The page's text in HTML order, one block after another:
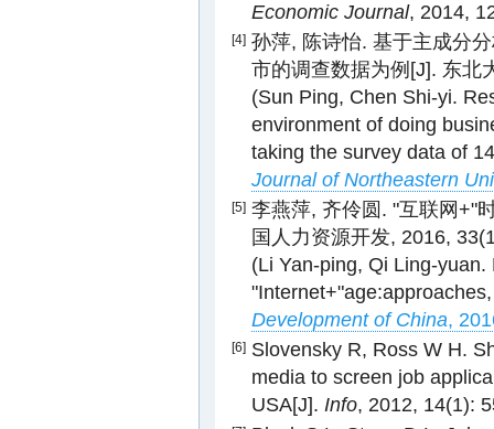
Economic Journal, 2014,
[4] 孙萍, 陈诗怡. 基于主成分
市的调查数据为例[J]. 东北
(Sun Ping, Chen Shi-yi.
environment of doing
taking the survey data of
Journal of Northeastern
[5] 李燕萍, 齐伶圆. "互联网+"
国人力资源开发, 2016,
(Li Yan-ping, Qi Ling-
Development of China,
[6] Slovensky R, Ross W H.
media to screen job
USA[J]. Info, 2012, 14(1):